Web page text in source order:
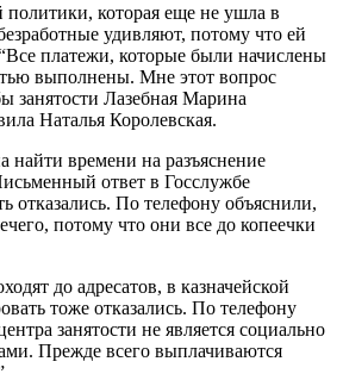
которая еще не ушла в
удивляют, потому что ей
платежи, которые были начислены
выполнены. Мне этот вопрос
занятости Лазебная Марина
Наталья Королевская.
времени на разъяснение
ответ в Госслужбе
отказались. По телефону объяснили,
потому что они все до копеечки
до адресатов, в казначейской
тоже отказались. По телефону
занятости не является социально
Прежде всего выплачиваются